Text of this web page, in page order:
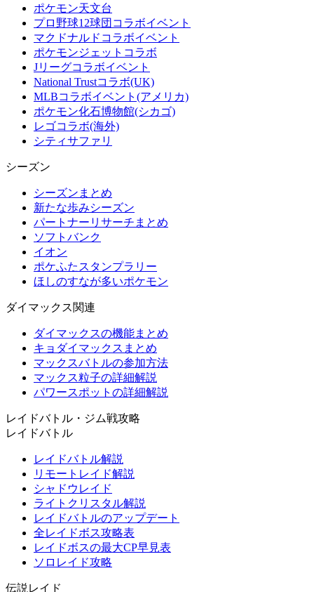
ポケモン天文台
プロ野球12球団コラボイベント
マクドナルドコラボイベント
ポケモンジェットコラボ
Jリーグコラボイベント
National Trustコラボ(UK)
MLBコラボイベント(アメリカ)
ポケモン化石博物館(シカゴ)
レゴコラボ(海外)
シティサファリ
シーズン
シーズンまとめ
新たな歩みシーズン
パートナーリサーチまとめ
ソフトバンク
イオン
ポケふたスタンプラリー
ほしのすなが多いポケモン
ダイマックス関連
ダイマックスの機能まとめ
キョダイマックスまとめ
マックスバトルの参加方法
マックス粒子の詳細解説
パワースポットの詳細解説
レイドバトル・ジム戦攻略
レイドバトル
レイドバトル解説
リモートレイド解説
シャドウレイド
ライトクリスタル解説
レイドバトルのアップデート
全レイドボス攻略表
レイドボスの最大CP早見表
ソロレイド攻略
伝説レイド